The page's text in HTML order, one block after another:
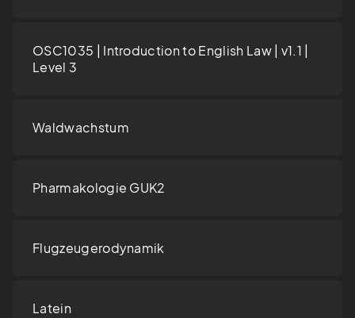
OSC1035 | Introduction to English Law | v1.1 |
Level 3
Waldwachstum
Pharmakologie GUK2
Flugzeugerodynamik
Latein